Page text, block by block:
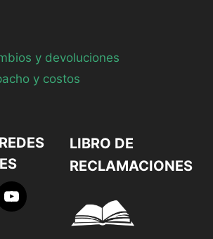
y devoluciones
y costos
LIBRO DE
RECLAMACIONES